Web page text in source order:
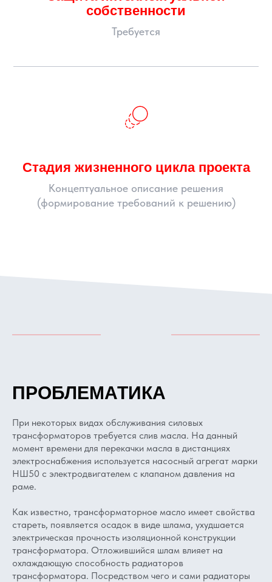
собственности
Требуется
Стадия жизненного цикла проекта
Концептуальное описание решения
(формирование требований к решению)
ПРОБЛЕМАТИКА
При некоторых видах обслуживания силовых
трансформаторов требуется слив масла. На данный
момент времени для перекачки масла в дистанциях
электроснабжения используется насосный агрегат марки
НШ50 с электродвигателем с клапаном давления на
раме.
Как известно, трансформаторное масло имеет свойства
стареть, появляется осадок в виде шлама, ухудшается
электрическая прочность изоляционной конструкции
трансформатора. Отложившийся шлам влияет на
охлаждающую способность радиаторов
трансформатора. Посредством чего и сами радиаторы